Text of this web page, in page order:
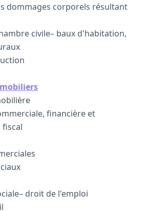
dommages corporels résultant
civile– baux d'habitation,
financière et
droit de l'emploi